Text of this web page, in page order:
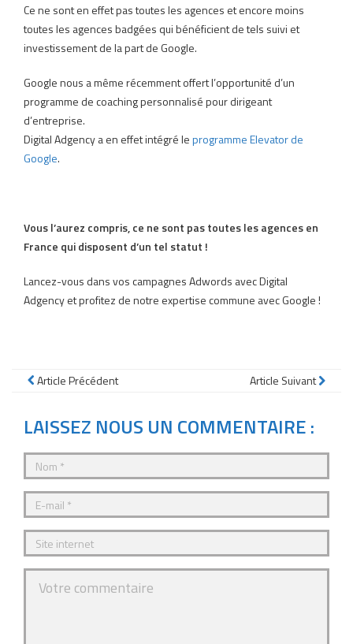
Ce ne sont en effet pas toutes les agences et encore moins
toutes les agences badgées qui bénéficient de tels suivi et
investissement de la part de Google.
Google nous a même récemment offert l’opportunité d’un
programme de coaching personnalisé pour dirigeant
d’entreprise.
Digital Adgency a en effet intégré leprogramme Elevator de
Google.
Vous l’aurez compris, ce ne sont pas toutes les agences en
France qui disposent d’un tel statut !
Lancez-vous dans vos campagnes Adwords avec Digital
Adgency et profitez de notre expertise commune avec Google !
Article Précédent Article Suivant
LAISSEZ NOUS UN COMMENTAIRE :